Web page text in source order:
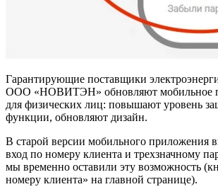
Гарантирующие поставщики
ООО «НОВИТЭН» обновляют мобильное
для физических лиц: повышают уровень
функции, обновляют дизайн.
В старой версии мобильного приложения
вход по номеру клиента и трехзначному
мы временно оставили эту возможность
номеру клиента» на главной странице).